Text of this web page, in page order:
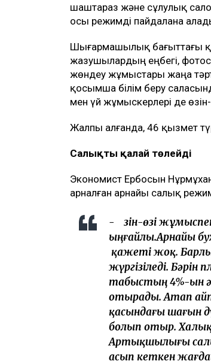
шаштараз және сұлулық
осы режимді пайдалана
Шығармашылық бағыттағы
жазушылардың еңбегі,
жөндеу жұмыстары жаңа
қосымша білім беру
мен үй жұмыскерлері де
Жалпы алғанда, 46 қызмет
Салықты қалай төлейді
Экономист Ербосын
арналған арнайы салық
- Өзін-өзі
ыңғайлы.Арнайы
қажеті жоқ.
жүргізіледі.
табыстың 4%-ын
отырады. Атап
қасындағы шағын
болып отыр.
Артықшылығы
асып кеткен